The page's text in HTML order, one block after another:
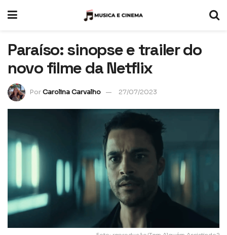
Paraíso: sinopse e trailer do
novo filme da Netflix
PorCarolina Carvalho 27/07/2023